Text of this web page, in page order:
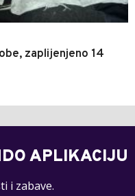
zaplijenjeno 14
APLIKACIJU
i zabave.